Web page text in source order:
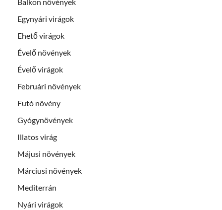
Egynyári virágok
Ehető virágok
Évelő növények
Évelő virágok
Februári növények
Futó növény
Gyógynövények
Illatos virág
Májusi növények
Márciusi növények
Mediterrán
Nyári virágok